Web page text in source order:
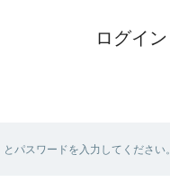
ログイン
パスワードを入力してください。